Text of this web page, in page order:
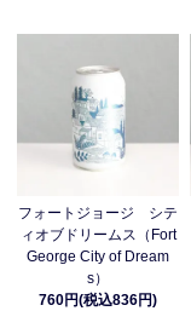
フォートジョージ シテ
ィオブドリームス（Fort
George City of Dream
s）
760円(税込836円)